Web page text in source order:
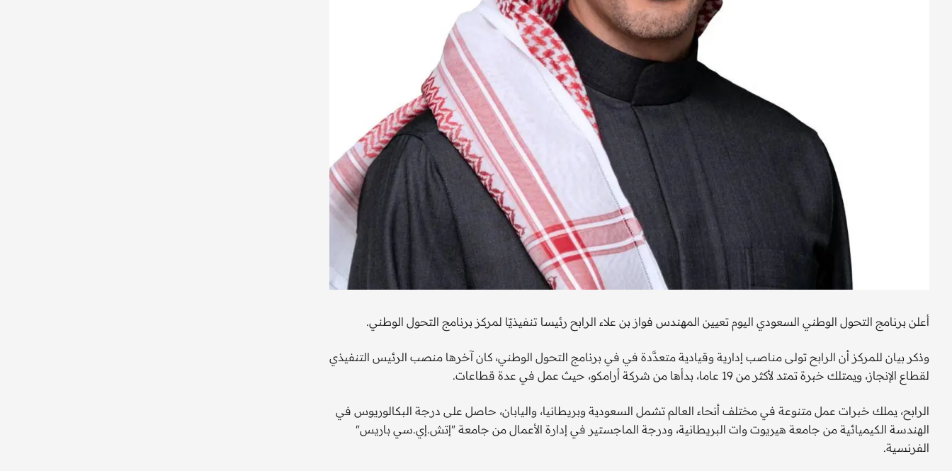
أعلن برنامج التحول الوطني السعودي اليوم تعيين المهندس فواز بن علاء الرابح رئيسا تنفيذيّا لمركز برنامج التحول الوطني.
وذكر بيان للمركز أن الرابح تولى مناصب إدارية وقيادية متعدَّدة في في برنامج التحول الوطني، كان آخرها منصب الرئيس التنفيذي
لقطاع الإنجاز، ويمتلك خبرة تمتد لأكثر من 19 عاما، بدأها من شركة أرامكو، حيث عمل في عدة قطاعات.
الرابح، يملك خبرات عمل متنوعة في مختلف أنحاء العالم تشمل السعودية وبريطانيا، واليابان، حاصل على درجة البكالوريوس في
الهندسة الكيميائية من جامعة هيريوت وات البريطانية، ودرجة الماجستير في إدارة الأعمال من جامعة "إتش.إي.سي باريس"
الفرنسية.